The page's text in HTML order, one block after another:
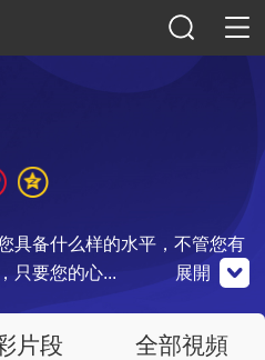
具备什么样的水平，不管您有
只要您的心...
展開
片段 全部視頻